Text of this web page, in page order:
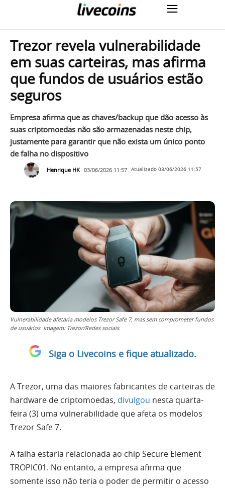
Trezor revela vulnerabilidade
em suas carteiras, mas afirma
que fundos de usuários estão
seguros
Empresa afirma que as chaves/backup que dão acesso às
suas criptomoedas não são armazenadas neste chip,
justamente para garantir que não exista um único ponto
de falha no dispositivo
Henrique HK 03/06/2026 11:57 Atualizado 03/06/2026 11:57
Vulnerabilidade afetaria modelos Trezor Safe 7, mas sem comprometer fundos
de usuários. Imagem: Trezor/Redes sociais.
Siga o Livecoins e fique atualizado.
A Trezor, uma das maiores fabricantes de carteiras de
hardware de criptomoedas, divulgou nesta quarta-
feira (3) uma vulnerabilidade que afeta os modelos
Trezor Safe 7.
A falha estaria relacionada ao chip Secure Element
TROPIC01. No entanto, a empresa afirma que
somente isso não teria o poder de permitir o acesso